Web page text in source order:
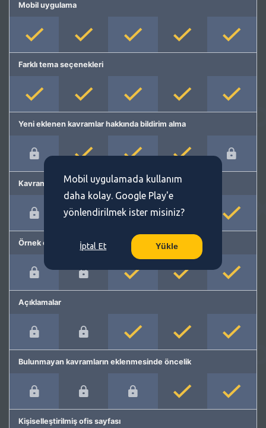
Mobil uygulama
Farklı tema seçenekleri
Yeni eklenen kavramlar hakkında bildirim alma
Kavram önerme
Örnek cümleler
Açıklamalar
Bulunmayan kavramların eklenmesinde öncelik
Kişiselleştirilmiş ofis sayfası
Mobil uygulamada kullanım
daha kolay. Google Play'e
yönlendirilmek ister misiniz?
İptal Et Yükle